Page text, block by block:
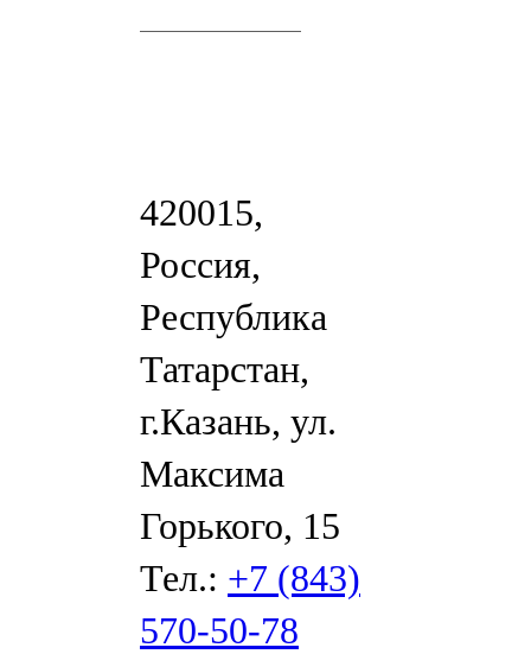
420015,
Россия,
Республика
Татарстан,
г.Казань, ул.
Максима
Горького, 15
Тел.: +7 (843)
570-50-78